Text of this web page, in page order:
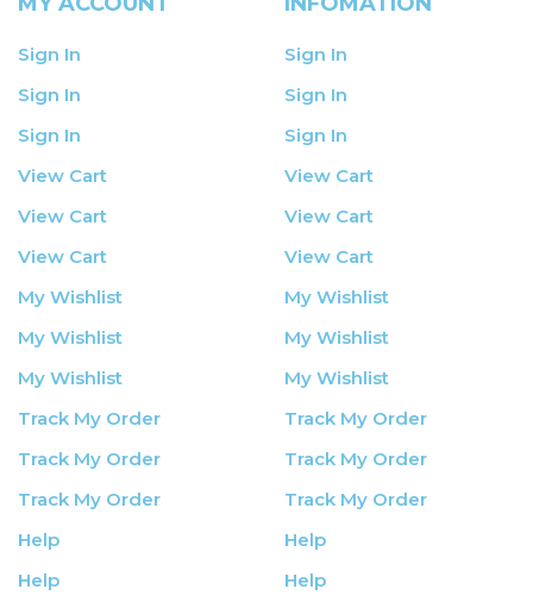
Sign In
Sign In
Sign In
View Cart
View Cart
View Cart
My Wishlist
My Wishlist
My Wishlist
Track My Order
Track My Order
Track My Order
Help
Help
Sign In
Sign In
Sign In
View Cart
View Cart
View Cart
My Wishlist
My Wishlist
My Wishlist
Track My Order
Track My Order
Track My Order
Help
Help